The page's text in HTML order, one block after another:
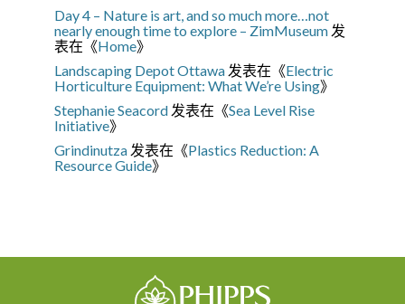
Day 4 – Nature is art, and so much more…not
nearly enough time to explore – ZimMuseum 发
表在《Home》
Landscaping Depot Ottawa 发表在《Electric
Horticulture Equipment: What We’re Using》
Stephanie Seacord 发表在《Sea Level Rise
Initiative》
Grindinutza 发表在《Plastics Reduction: A
Resource Guide》